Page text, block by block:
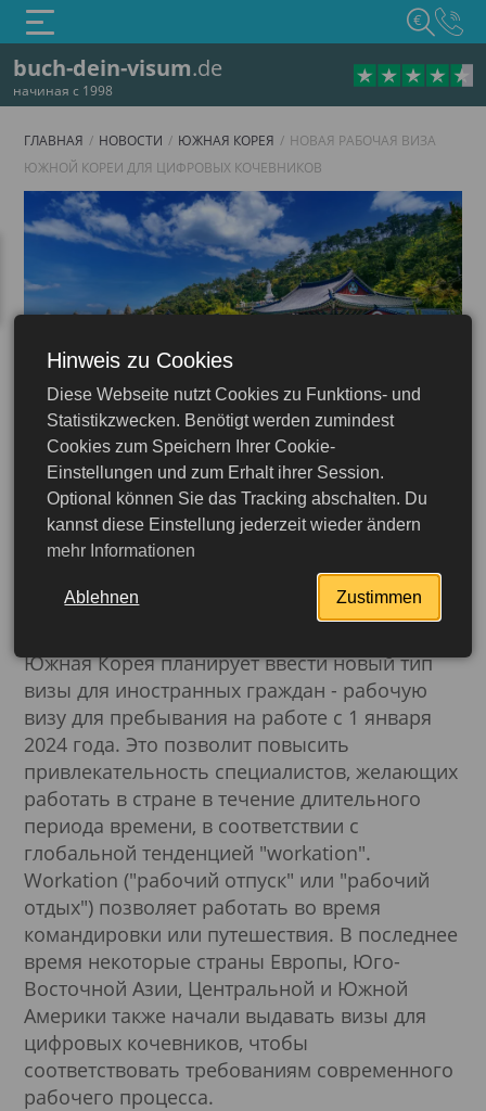
buch-dein-visum.de
начиная с 1998
€
Южная Корея
Подробнее
ГЛАВНАЯ НОВОСТИ ЮЖНАЯ КОРЕЯ
НОВАЯ РАБОЧАЯ ВИЗА
ЮЖНОЙ КОРЕИ ДЛЯ ЦИФРОВЫХ КОЧЕВНИКОВ
25.01.2024
Новая рабочая виза
Южной Кореи для
цифровых кочевников
Южная Корея планирует ввести новый тип
визы для иностранных граждан - рабочую
визу для пребывания на работе с 1 января
2024 года. Это позволит повысить
привлекательность специалистов, желающих
работать в стране в течение длительного
периода времени, в соответствии с
глобальной тенденцией "workation".
Workation ("рабочий отпуск" или "рабочий
отдых") позволяет работать во время
командировки или путешествия. В последнее
время некоторые страны Европы, Юго-
Восточной Азии, Центральной и Южной
Америки также начали выдавать визы для
цифровых кочевников, чтобы
соответствовать требованиям современного
рабочего процесса.
Hinweis zu Cookies
Diese Webseite nutzt Cookies zu Funktions- und
Statistikzwecken. Benötigt werden zumindest
Cookies zum Speichern Ihrer Cookie-
Einstellungen und zum Erhalt ihrer Session.
Optional können Sie das Tracking abschalten. Du
kannst diese Einstellung jederzeit wieder ändern
mehr Informationen
Ablehnen Zustimmen